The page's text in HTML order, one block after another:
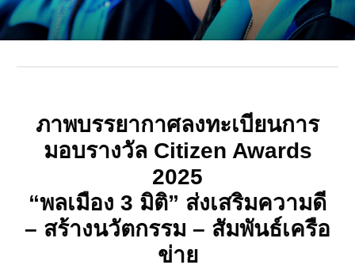
ภาพบรรยากาศลงทะเบียนการ
มอบรางวัล Citizen Awards
2025
“พลเมือง 3 มิติ” ส่งเสริมความดี
– สร้างนวัตกรรม – สัมพันธ์เครือ
ข่าย